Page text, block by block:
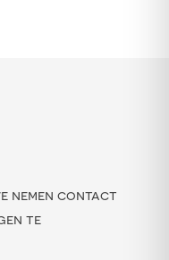
nemen contact
te